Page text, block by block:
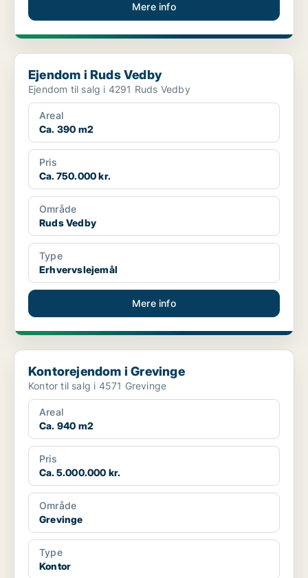
Mere info
Ejendom i Ruds Vedby
Ejendom i Ruds Vedby
Ejendom til salg i 4291 Ruds Vedby
Areal
Ca. 390 m2
Pris
Ca. 750.000 kr.
Område
Ruds Vedby
Type
Erhvervslejemål
Mere info
Kontorejendom i Grevinge
Kontorejendom i Grevinge
Kontor til salg i 4571 Grevinge
Areal
Ca. 940 m2
Pris
Ca. 5.000.000 kr.
Område
Grevinge
Type
Kontor